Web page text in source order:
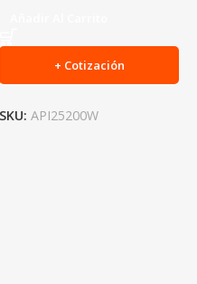
+ Cotización
SKU: API25200W